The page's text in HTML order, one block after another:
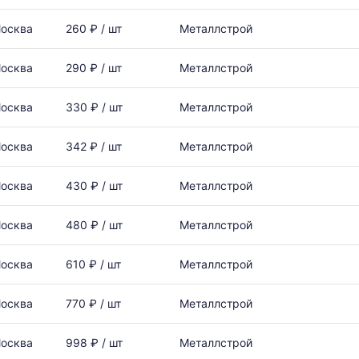
260 ₽ / шт Металлстрой
290 ₽ / шт Металлстрой
330 ₽ / шт Металлстрой
342 ₽ / шт Металлстрой
430 ₽ / шт Металлстрой
480 ₽ / шт Металлстрой
610 ₽ / шт Металлстрой
770 ₽ / шт Металлстрой
998 ₽ / шт Металлстрой